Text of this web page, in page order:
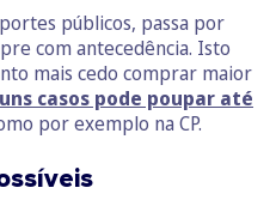
públicos, passa por
com antecedência. Isto
mais cedo comprar maior
casos pode poupar até
por exemplo na CP.